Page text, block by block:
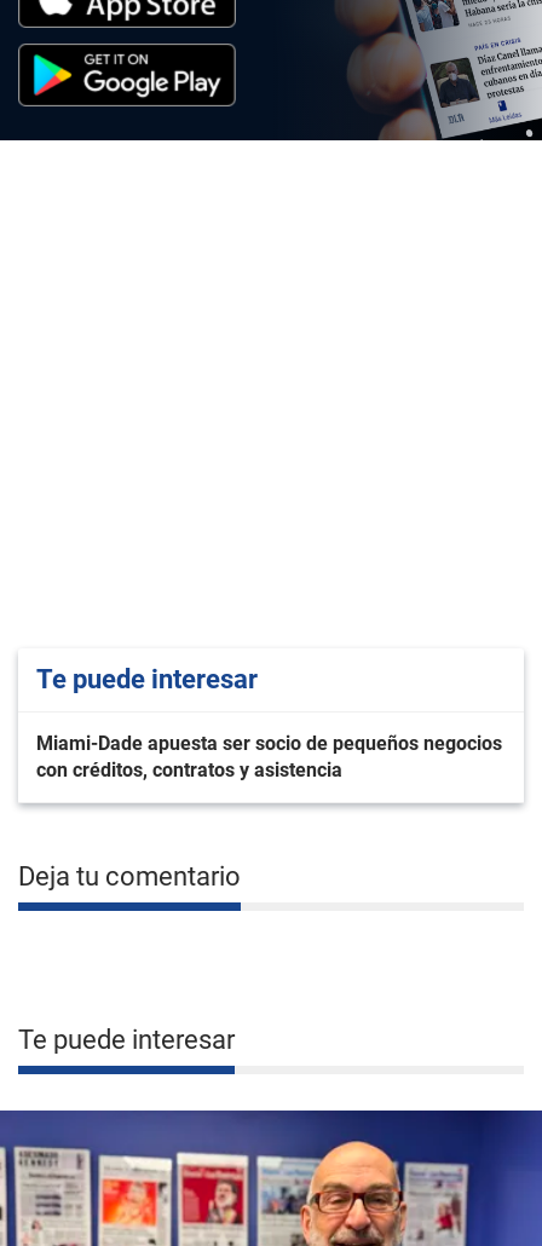
Te puede interesar
Miami-Dade apuesta ser socio de pequeños negocios
con créditos, contratos y asistencia
Deja tu comentario
Te puede interesar